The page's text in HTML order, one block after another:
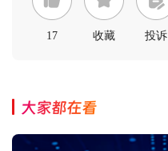
17 收藏 投诉
大家都在看